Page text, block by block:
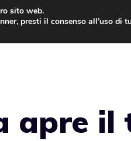
apre il
sito web.
presti il consenso all’uso